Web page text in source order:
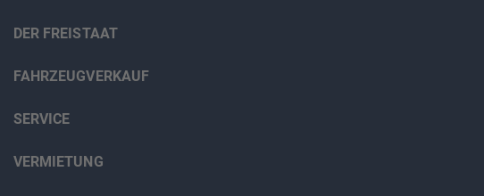
DER FREISTAAT
FAHRZEUGVERKAUF
SERVICE
VERMIETUNG